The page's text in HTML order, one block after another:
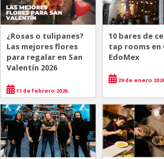
¿Rosas o tulipanes?
Las mejores flores
para regalar en San
Valentín 2026
11 de febrero 2026
10 bares de
tap rooms en
EdoMex
29 de enero